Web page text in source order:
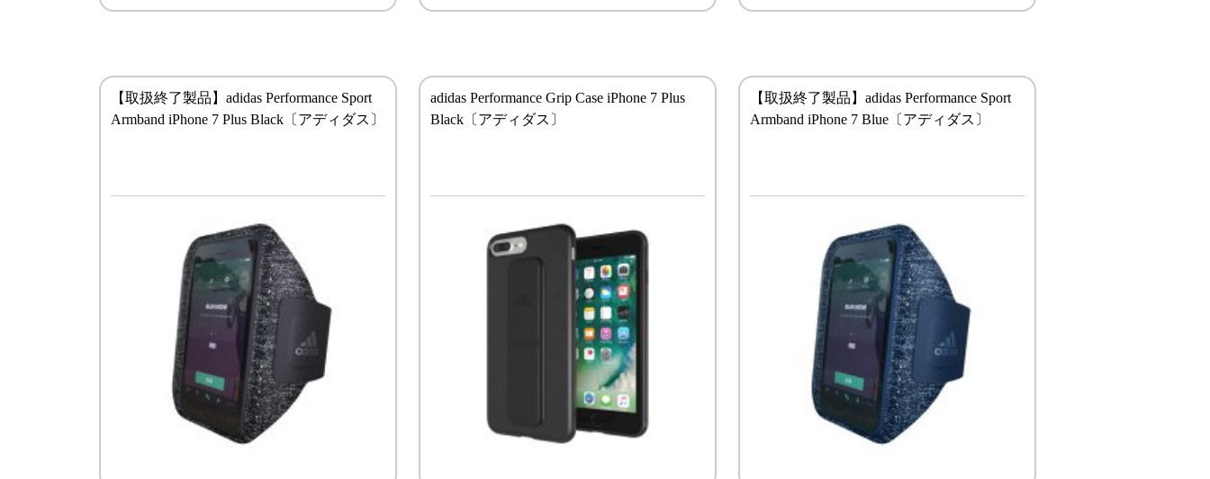
【取扱終了製品】adidas Performance Sport
Armband iPhone 7 Plus Black〔アディダス〕
adidas Performance Grip Case iPhone 7 Plus
Black〔アディダス〕
【取扱終了製品】adidas Performance Sport
Armband iPhone 7 Blue〔アディダス〕